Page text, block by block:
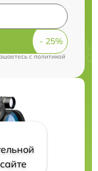
cполитикой